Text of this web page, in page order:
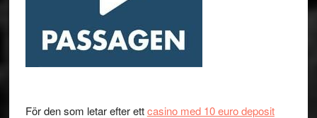
För den som letar efter ettcasino med 10 euro deposit